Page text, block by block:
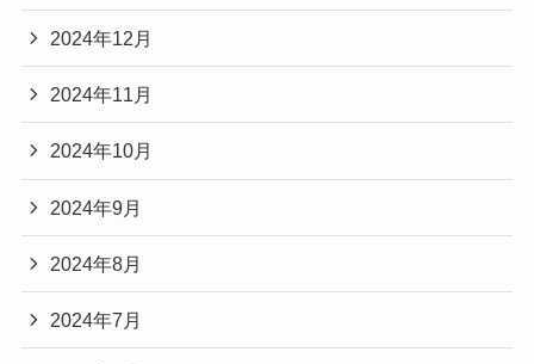
2024年12月
2024年11月
2024年10月
2024年9月
2024年8月
2024年7月